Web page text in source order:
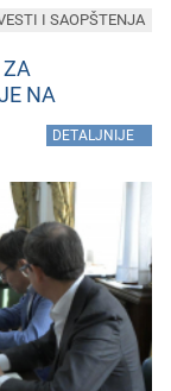
NA
DETALJNIJE
I SAOPŠTENJA